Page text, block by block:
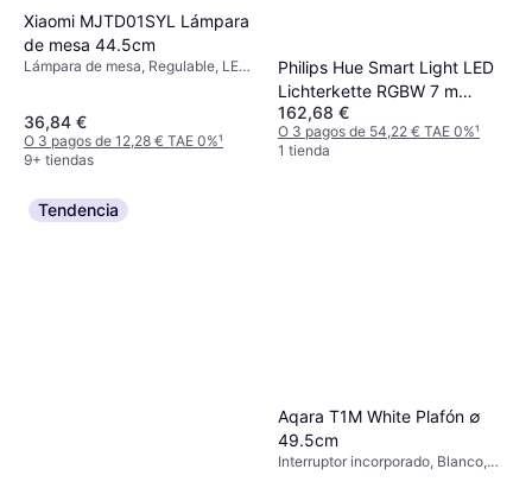
Xiaomi MJTD01SYL Lámpara
de mesa 44.5cm
Lámpara de mesa, Regulable, LED,
36,84 €
O 3 pagos de 12,28 € TAE 0%¹
9+ tiendas
Philips Hue Smart Light LED
Lichterkette RGBW 7 m
Cadena de Luces
162,68 €
O 3 pagos de 54,22 € TAE 0%¹
1 tienda
Tendencia
Aqara T1M White Plafón ∅
49.5cm
Interruptor incorporado, Blanco,